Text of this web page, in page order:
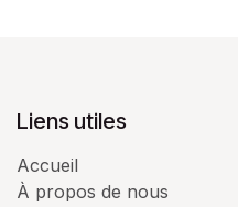
Liens utiles
Accueil
À propos de nous